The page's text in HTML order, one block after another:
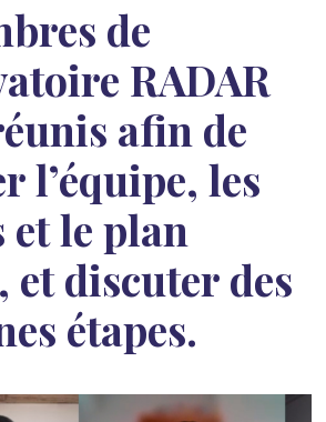
de
RADAR
afin de
l’équipe, les
le plan
et discuter des
étapes.